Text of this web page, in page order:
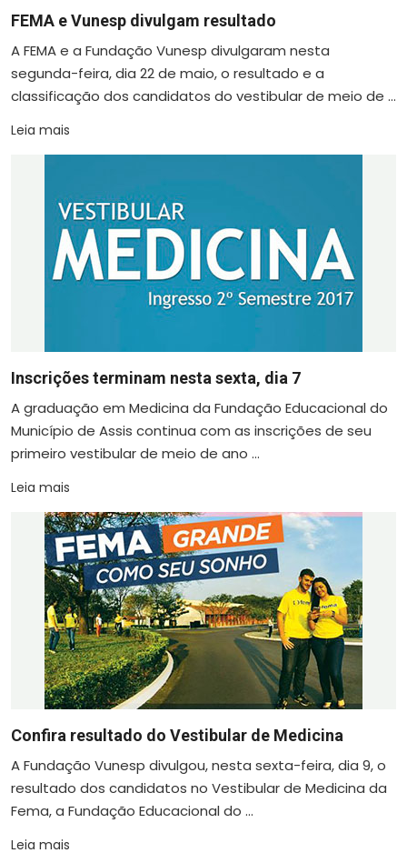
FEMA e Vunesp divulgam resultado
A FEMA e a Fundação Vunesp divulgaram nesta
segunda-feira, dia 22 de maio, o resultado e a
classificação dos candidatos do vestibular de meio de ...
Leia mais
Inscrições terminam nesta sexta, dia 7
A graduação em Medicina da Fundação Educacional do
Município de Assis continua com as inscrições de seu
primeiro vestibular de meio de ano ...
Leia mais
Confira resultado do Vestibular de Medicina
A Fundação Vunesp divulgou, nesta sexta-feira, dia 9, o
resultado dos candidatos no Vestibular de Medicina da
Fema, a Fundação Educacional do ...
Leia mais